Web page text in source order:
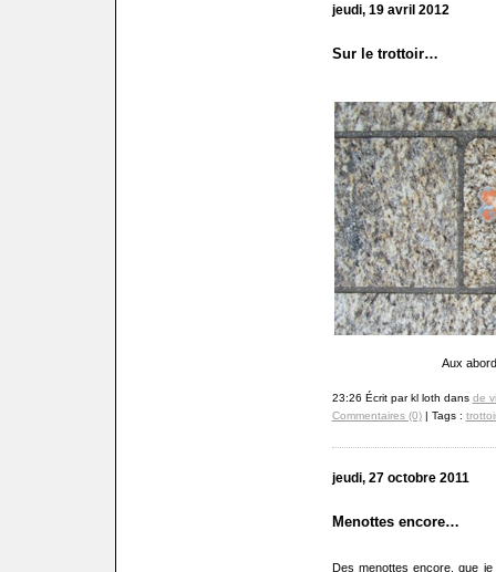
jeudi, 19 avril 2012
Sur le trottoir…
Aux
23:26 Écrit par kl loth dans de
Commentaires (0)| Tags : trottoir
jeudi, 27 octobre 2011
Menottes encore…
Des menottes encore, que